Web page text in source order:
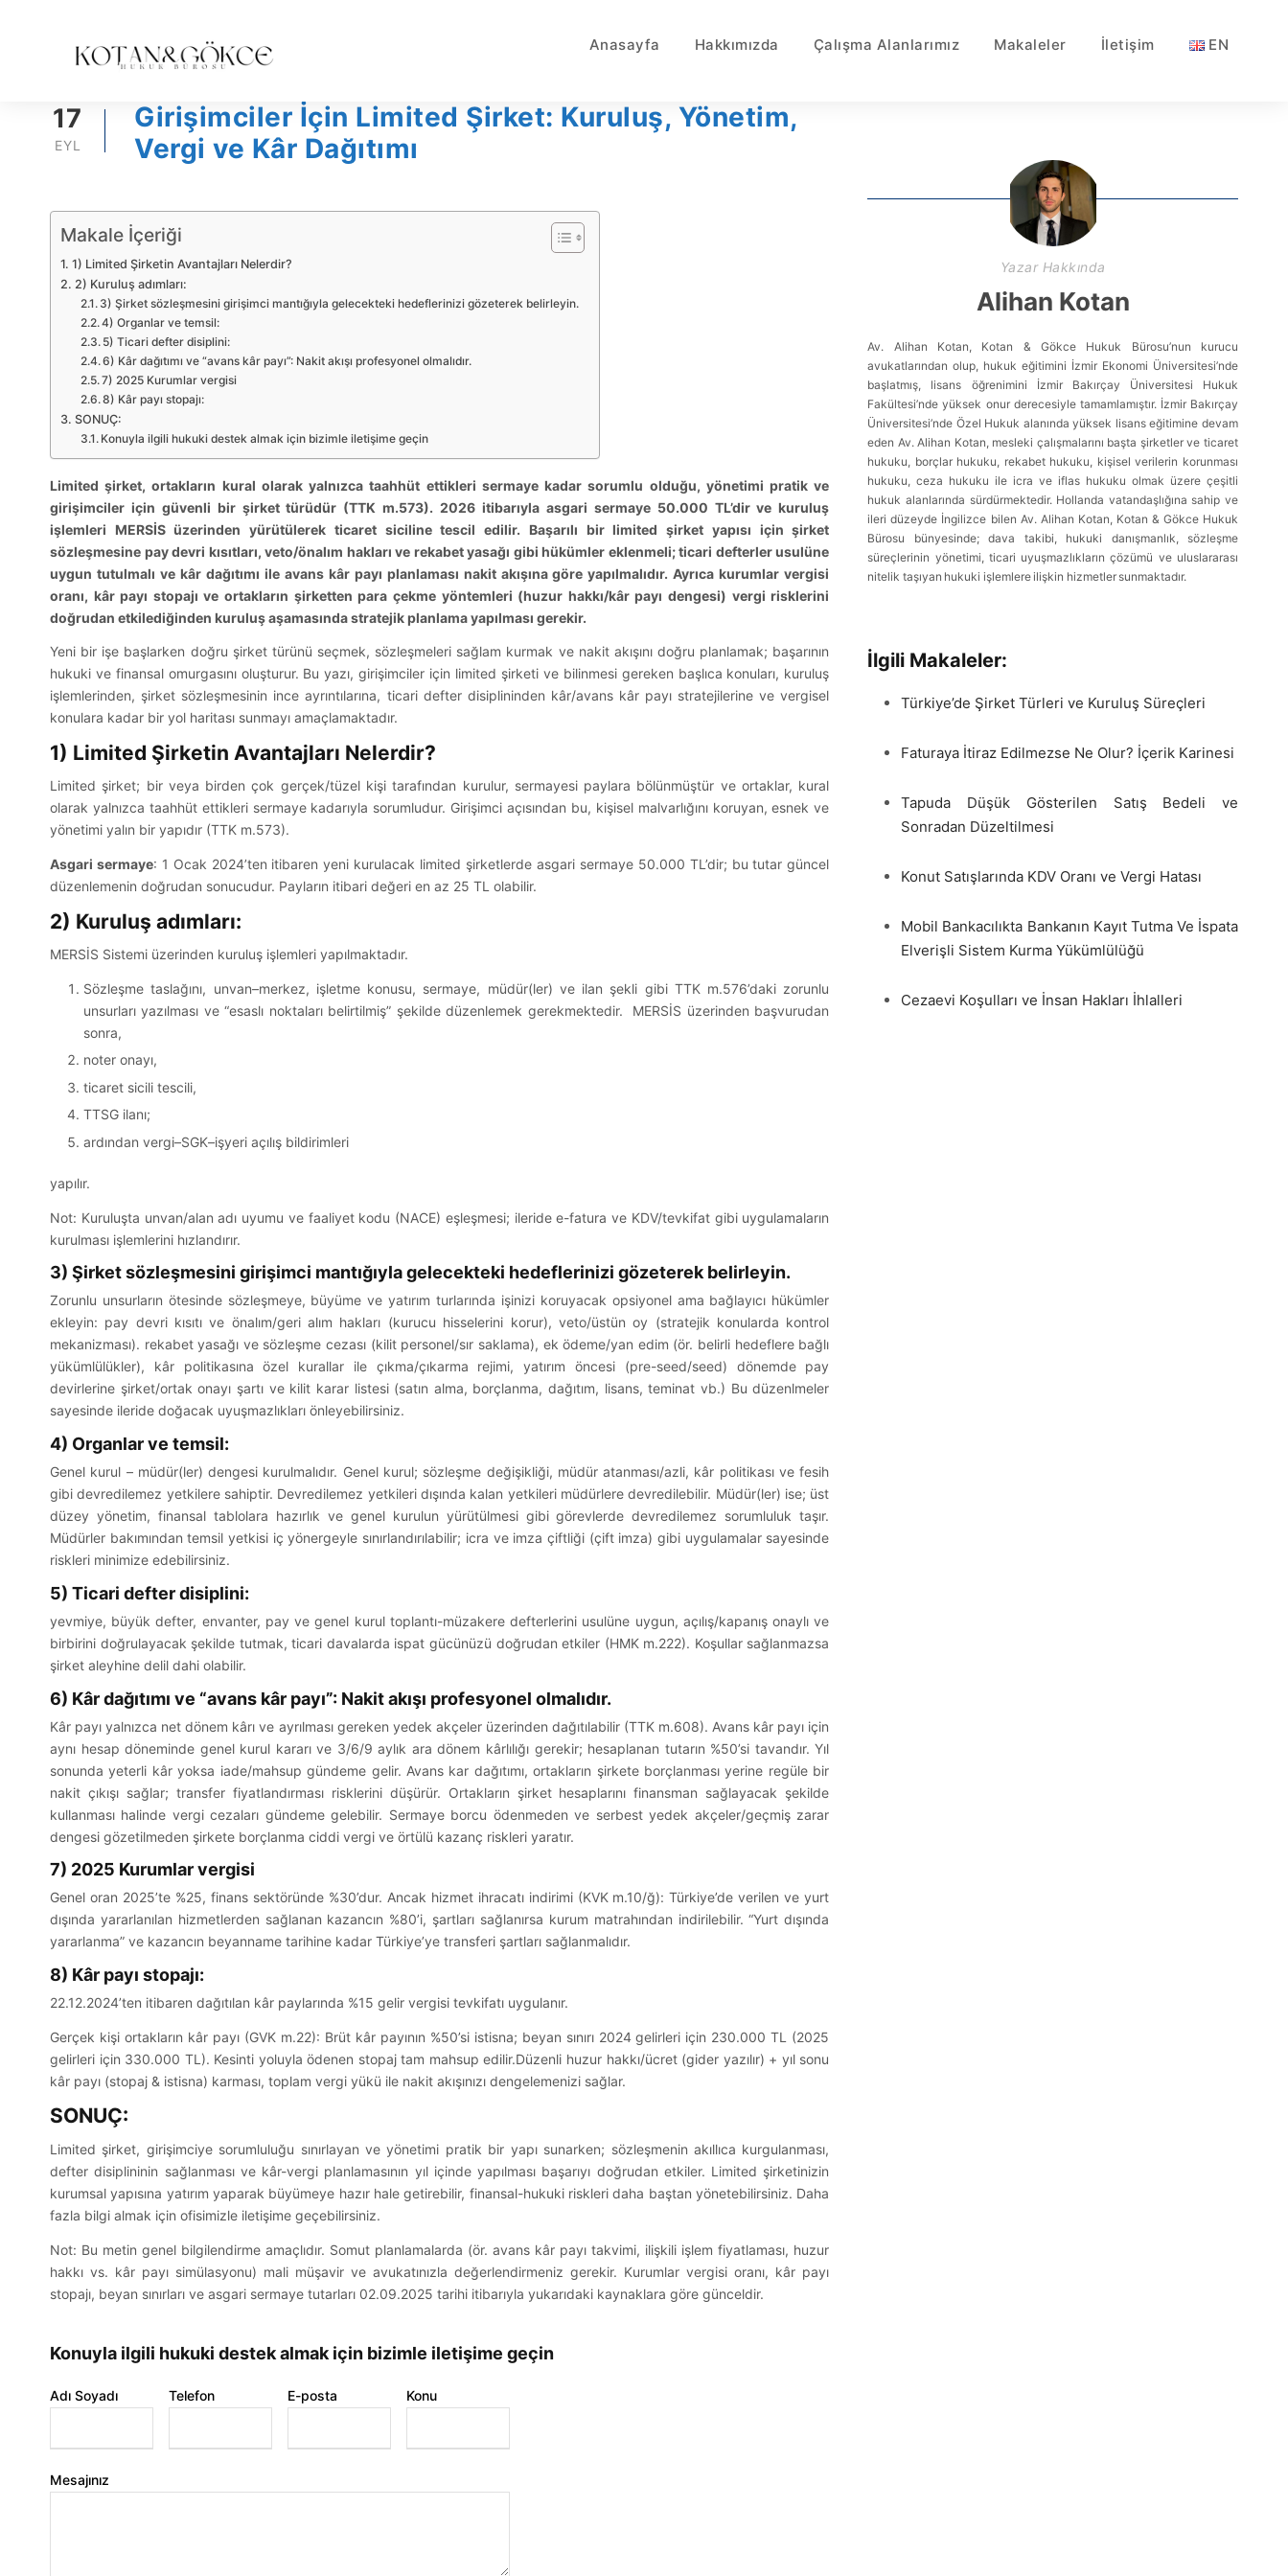
Anasayfa Hakkımızda Çalışma Alanlarımız Makaleler İletişim EN
17
EYL
Girişimciler İçin Limited Şirket: Kuruluş, Yönetim,
Vergi ve Kâr Dağıtımı
Makale İçeriği
1) Limited Şirketin Avantajları Nelerdir?
2) Kuruluş adımları:
3) Şirket sözleşmesini girişimci mantığıyla gelecekteki hedeflerinizi gözeterek belirleyin.
4) Organlar ve temsil:
5) Ticari defter disiplini:
6) Kâr dağıtımı ve “avans kâr payı”: Nakit akışı profesyonel olmalıdır.
7) 2025 Kurumlar vergisi
8) Kâr payı stopajı:
SONUÇ:
Konuyla ilgili hukuki destek almak için bizimle iletişime geçin
Limited şirket, ortakların kural olarak yalnızca taahhüt ettikleri sermaye kadar sorumlu olduğu, yönetimi pratik ve
girişimciler için güvenli bir şirket türüdür (TTK m.573). 2026 itibarıyla asgari sermaye 50.000 TL’dir ve kuruluş
işlemleri MERSİS üzerinden yürütülerek ticaret siciline tescil edilir. Başarılı bir limited şirket yapısı için şirket
sözleşmesine pay devri kısıtları, veto/önalım hakları ve rekabet yasağı gibi hükümler eklenmeli; ticari defterler usulüne
uygun tutulmalı ve kâr dağıtımı ile avans kâr payı planlaması nakit akışına göre yapılmalıdır. Ayrıca kurumlar vergisi
oranı, kâr payı stopajı ve ortakların şirketten para çekme yöntemleri (huzur hakkı/kâr payı dengesi) vergi risklerini
doğrudan etkilediğinden kuruluş aşamasında stratejik planlama yapılması gerekir.
Yeni bir işe başlarken doğru şirket türünü seçmek, sözleşmeleri sağlam kurmak ve nakit akışını doğru planlamak; başarının
hukuki ve finansal omurgasını oluşturur. Bu yazı, girişimciler için limited şirketi ve bilinmesi gereken başlıca konuları, kuruluş
işlemlerinden, şirket sözleşmesinin ince ayrıntılarına, ticari defter disiplininden kâr/avans kâr payı stratejilerine ve vergisel
konulara kadar bir yol haritası sunmayı amaçlamaktadır.
1) Limited Şirketin Avantajları Nelerdir?
Limited şirket; bir veya birden çok gerçek/tüzel kişi tarafından kurulur, sermayesi paylara bölünmüştür ve ortaklar, kural
olarak yalnızca taahhüt ettikleri sermaye kadarıyla sorumludur. Girişimci açısından bu, kişisel malvarlığını koruyan, esnek ve
yönetimi yalın bir yapıdır (TTK m.573).
Asgari sermaye: 1 Ocak 2024’ten itibaren yeni kurulacak limited şirketlerde asgari sermaye 50.000 TL’dir; bu tutar güncel
düzenlemenin doğrudan sonucudur. Payların itibari değeri en az 25 TL olabilir.
2) Kuruluş adımları:
MERSİS Sistemi üzerinden kuruluş işlemleri yapılmaktadır.
Sözleşme taslağını, unvan–merkez, işletme konusu, sermaye, müdür(ler) ve ilan şekli gibi TTK m.576’daki zorunlu
unsurları yazılması ve “esaslı noktaları belirtilmiş” şekilde düzenlemek gerekmektedir. MERSİS üzerinden başvurudan
sonra,
noter onayı,
ticaret sicili tescili,
TTSG ilanı;
ardından vergi–SGK–işyeri açılış bildirimleri
yapılır.
Not: Kuruluşta unvan/alan adı uyumu ve faaliyet kodu (NACE) eşleşmesi; ileride e-fatura ve KDV/tevkifat gibi uygulamaların
kurulması işlemlerini hızlandırır.
3) Şirket sözleşmesini girişimci mantığıyla gelecekteki hedeflerinizi gözeterek belirleyin.
Zorunlu unsurların ötesinde sözleşmeye, büyüme ve yatırım turlarında işinizi koruyacak opsiyonel ama bağlayıcı hükümler
ekleyin: pay devri kısıtı ve önalım/geri alım hakları (kurucu hisselerini korur), veto/üstün oy (stratejik konularda kontrol
mekanizması). rekabet yasağı ve sözleşme cezası (kilit personel/sır saklama), ek ödeme/yan edim (ör. belirli hedeflere bağlı
yükümlülükler), kâr politikasına özel kurallar ile çıkma/çıkarma rejimi, yatırım öncesi (pre-seed/seed) dönemde pay
devirlerine şirket/ortak onayı şartı ve kilit karar listesi (satın alma, borçlanma, dağıtım, lisans, teminat vb.) Bu düzenlmeler
sayesinde ileride doğacak uyuşmazlıkları önleyebilirsiniz.
4) Organlar ve temsil:
Genel kurul – müdür(ler) dengesi kurulmalıdır. Genel kurul; sözleşme değişikliği, müdür atanması/azli, kâr politikası ve fesih
gibi devredilemez yetkilere sahiptir. Devredilemez yetkileri dışında kalan yetkileri müdürlere devredilebilir. Müdür(ler) ise; üst
düzey yönetim, finansal tablolara hazırlık ve genel kurulun yürütülmesi gibi görevlerde devredilemez sorumluluk taşır.
Müdürler bakımından temsil yetkisi iç yönergeyle sınırlandırılabilir; icra ve imza çiftliği (çift imza) gibi uygulamalar sayesinde
riskleri minimize edebilirsiniz.
5) Ticari defter disiplini:
yevmiye, büyük defter, envanter, pay ve genel kurul toplantı-müzakere defterlerini usulüne uygun, açılış/kapanış onaylı ve
birbirini doğrulayacak şekilde tutmak, ticari davalarda ispat gücünüzü doğrudan etkiler (HMK m.222). Koşullar sağlanmazsa
şirket aleyhine delil dahi olabilir.
6) Kâr dağıtımı ve “avans kâr payı”: Nakit akışı profesyonel olmalıdır.
Kâr payı yalnızca net dönem kârı ve ayrılması gereken yedek akçeler üzerinden dağıtılabilir (TTK m.608). Avans kâr payı için
aynı hesap döneminde genel kurul kararı ve 3/6/9 aylık ara dönem kârlılığı gerekir; hesaplanan tutarın %50’si tavandır. Yıl
sonunda yeterli kâr yoksa iade/mahsup gündeme gelir. Avans kar dağıtımı, ortakların şirkete borçlanması yerine regüle bir
nakit çıkışı sağlar; transfer fiyatlandırması risklerini düşürür. Ortakların şirket hesaplarını finansman sağlayacak şekilde
kullanması halinde vergi cezaları gündeme gelebilir. Sermaye borcu ödenmeden ve serbest yedek akçeler/geçmiş zarar
dengesi gözetilmeden şirkete borçlanma ciddi vergi ve örtülü kazanç riskleri yaratır.
7) 2025 Kurumlar vergisi
Genel oran 2025’te %25, finans sektöründe %30’dur. Ancak hizmet ihracatı indirimi (KVK m.10/ğ): Türkiye’de verilen ve yurt
dışında yararlanılan hizmetlerden sağlanan kazancın %80’i, şartları sağlanırsa kurum matrahından indirilebilir. “Yurt dışında
yararlanma” ve kazancın beyanname tarihine kadar Türkiye’ye transferi şartları sağlanmalıdır.
8) Kâr payı stopajı:
22.12.2024’ten itibaren dağıtılan kâr paylarında %15 gelir vergisi tevkifatı uygulanır.
Gerçek kişi ortakların kâr payı (GVK m.22): Brüt kâr payının %50’si istisna; beyan sınırı 2024 gelirleri için 230.000 TL (2025
gelirleri için 330.000 TL). Kesinti yoluyla ödenen stopaj tam mahsup edilir.Düzenli huzur hakkı/ücret (gider yazılır) + yıl sonu
kâr payı (stopaj & istisna) karması, toplam vergi yükü ile nakit akışınızı dengelemenizi sağlar.
SONUÇ:
Limited şirket, girişimciye sorumluluğu sınırlayan ve yönetimi pratik bir yapı sunarken; sözleşmenin akıllıca kurgulanması,
defter disiplininin sağlanması ve kâr-vergi planlamasının yıl içinde yapılması başarıyı doğrudan etkiler. Limited şirketinizin
kurumsal yapısına yatırım yaparak büyümeye hazır hale getirebilir, finansal-hukuki riskleri daha baştan yönetebilirsiniz. Daha
fazla bilgi almak için ofisimizle iletişime geçebilirsiniz.
Not: Bu metin genel bilgilendirme amaçlıdır. Somut planlamalarda (ör. avans kâr payı takvimi, ilişkili işlem fiyatlaması, huzur
hakkı vs. kâr payı simülasyonu) mali müşavir ve avukatınızla değerlendirmeniz gerekir. Kurumlar vergisi oranı, kâr payı
stopajı, beyan sınırları ve asgari sermaye tutarları 02.09.2025 tarihi itibarıyla yukarıdaki kaynaklara göre günceldir.
Konuyla ilgili hukuki destek almak için bizimle iletişime geçin
Adı Soyadı Telefon E-posta Konu
Mesajınız
Yazar Hakkında
Alihan Kotan
Av. Alihan Kotan, Kotan & Gökce Hukuk Bürosu’nun kurucu
avukatlarından olup, hukuk eğitimini İzmir Ekonomi Üniversitesi’nde
başlatmış, lisans öğrenimini İzmir Bakırçay Üniversitesi Hukuk
Fakültesi’nde yüksek onur derecesiyle tamamlamıştır. İzmir Bakırçay
Üniversitesi’nde Özel Hukuk alanında yüksek lisans eğitimine devam
eden Av. Alihan Kotan, mesleki çalışmalarını başta şirketler ve ticaret
hukuku, borçlar hukuku, rekabet hukuku, kişisel verilerin korunması
hukuku, ceza hukuku ile icra ve iflas hukuku olmak üzere çeşitli
hukuk alanlarında sürdürmektedir. Hollanda vatandaşlığına sahip ve
ileri düzeyde İngilizce bilen Av. Alihan Kotan, Kotan & Gökce Hukuk
Bürosu bünyesinde; dava takibi, hukuki danışmanlık, sözleşme
süreçlerinin yönetimi, ticari uyuşmazlıkların çözümü ve uluslararası
nitelik taşıyan hukuki işlemlere ilişkin hizmetler sunmaktadır.
İlgili Makaleler:
Türkiye’de Şirket Türleri ve Kuruluş Süreçleri
Faturaya İtiraz Edilmezse Ne Olur? İçerik Karinesi
Tapuda Düşük Gösterilen Satış Bedeli ve
Sonradan Düzeltilmesi
Konut Satışlarında KDV Oranı ve Vergi Hatası
Mobil Bankacılıkta Bankanın Kayıt Tutma Ve İspata
Elverişli Sistem Kurma Yükümlülüğü
Cezaevi Koşulları ve İnsan Hakları İhlalleri
Kotan & Gökce Hukuk Bürosu –
Güvenilir, çözüm odaklı ve modern
Bireysel Hizmetler
Hukuki Uyum & Şirket Eğitimleri
Aracı
İletişim Bilgileri
(+90) 536 682 73 06
No: 9/1, Avcılar Exclusive,
Bayraklı/İZMİR